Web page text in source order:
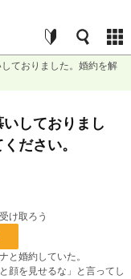
しておりました。婚約を解
しておりまし
ださい。
け取ろう
と婚約していた。
顔を見せるな」と言ってし